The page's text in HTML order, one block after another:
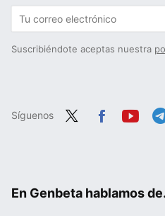
Suscribiéndote aceptas nuestra
Síguenos
En Genbeta hablamos